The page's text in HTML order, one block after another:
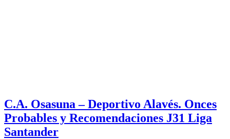
C.A. Osasuna – Deportivo Alavés. Onces
Probables y Recomendaciones J31 Liga
Santander